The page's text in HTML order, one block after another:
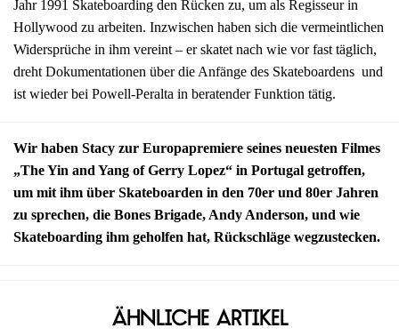
Jahr 1991 Skateboarding den Rücken zu, um als Regisseur in
Hollywood zu arbeiten. Inzwischen haben sich die vermeintlichen
Widersprüche in ihm vereint – er skatet nach wie vor fast täglich,
dreht Dokumentationen über die Anfänge des Skateboardens und
ist wieder bei Powell-Peralta in beratender Funktion tätig.
Wir haben Stacy zur Europapremiere seines neuesten Filmes
„The Yin and Yang of Gerry Lopez“ in Portugal getroffen,
um mit ihm über Skateboarden in den 70er und 80er Jahren
zu sprechen, die Bones Brigade, Andy Anderson, und wie
Skateboarding ihm geholfen hat, Rückschläge wegzustecken.
Ähnliche Artikel